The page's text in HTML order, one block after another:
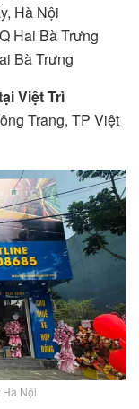
Hà Nội
Hai Bà Trưng
Bà Trưng
Việt Trì
Trang, TP Việt
Nội